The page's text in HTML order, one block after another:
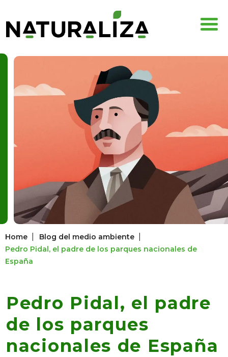
Home Blog del medio ambiente
Pedro Pidal, el padre de los parques nacionales de
España
Pedro Pidal, el padre
de los parques
nacionales de España